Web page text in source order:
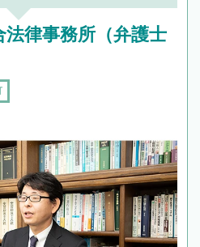
律事務所（弁護士